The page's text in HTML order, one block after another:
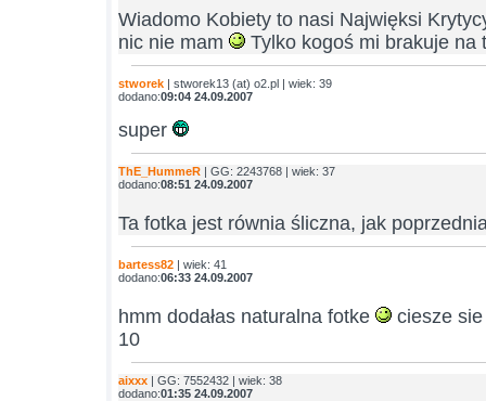
Wiadomo Kobiety to nasi Najwięksi
nic nie mam
Tylko kogoś mi brakuje
stworek | stworek13 (at) o2.pl | wiek: 39
dodano:09:04 24.09.2007
super
ThE_HummeR | GG: 2243768 | wiek: 37
dodano:08:51 24.09.2007
Ta fotka jest równia śliczna, jak
bartess82 | wiek: 41
dodano:06:33 24.09.2007
hmm dodałas naturalna fotke
ciesze
10
aixxx | GG: 7552432 | wiek: 38
dodano:01:35 24.09.2007